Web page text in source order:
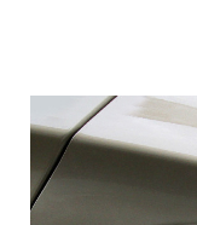
Tuning parts
OPC Line